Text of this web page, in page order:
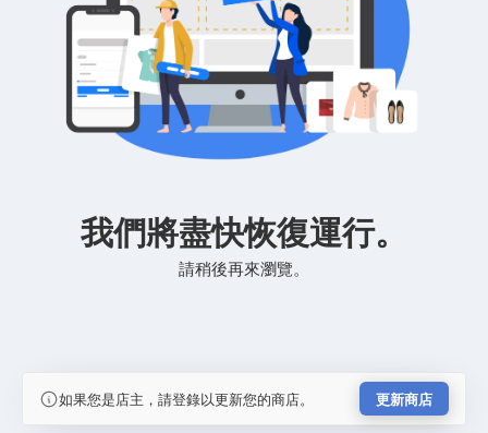
我們將盡快恢復運行。
請稍後再來瀏覽。
如果您是店主，請登錄以更新您的商店。 更新商店